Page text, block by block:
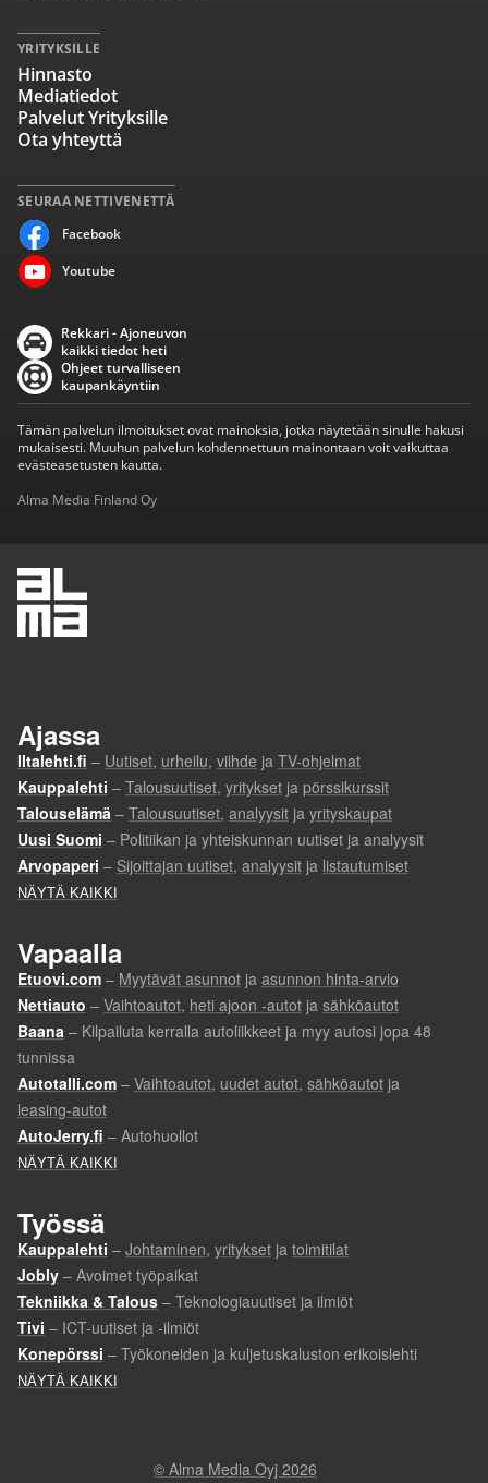
SEURAA NETTIVENETTÄ
Facebook
Youtube
YRITYKSILLE
Hinnasto
Mediatiedot
Palvelut Yrityksille
Ota yhteyttä
Rekkari - Ajoneuvon
kaikki tiedot heti
Ohjeet turvalliseen
kaupankäyntiin
Tämän palvelun ilmoitukset ovat mainoksia, jotka näytetään sinulle hakusi
mukaisesti. Muuhun palvelun kohdennettuun mainontaan voit vaikuttaa
evästeasetusten kautta.
Alma Media Finland Oy